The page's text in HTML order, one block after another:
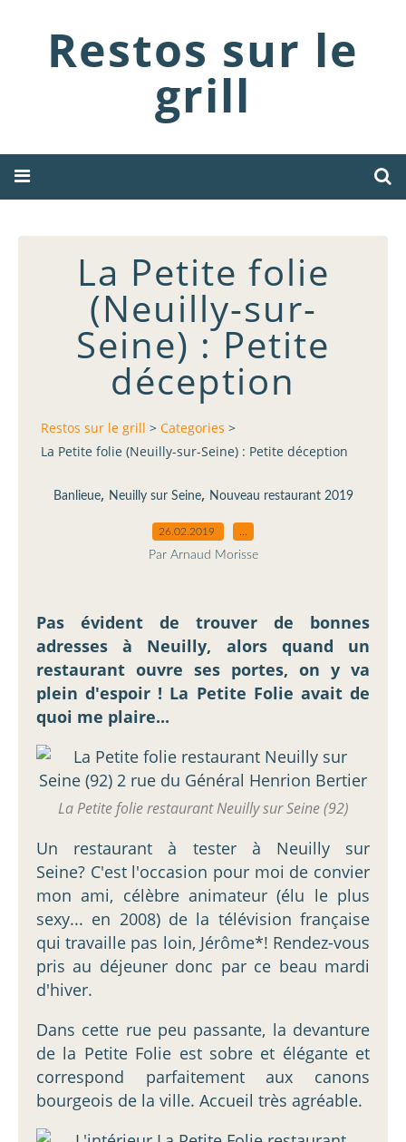
Restos sur le
grill
La Petite folie
(Neuilly-sur-
Seine) : Petite
déception
Restos sur le grill > Categories >
La Petite folie (Neuilly-sur-Seine) : Petite déception
Banlieue, Neuilly sur Seine, Nouveau restaurant 2019
26.02.2019
Par Arnaud Morisse
Pas évident de trouver de bonnes
adresses à Neuilly, alors quand un
restaurant ouvre ses portes, on y va
plein d'espoir ! La Petite Folie avait de
quoi me plaire...
La Petite folie restaurant Neuilly sur Seine (92)
Un restaurant à tester à Neuilly sur
Seine? C'est l'occasion pour moi de convier
mon ami, célèbre animateur (élu le plus
sexy... en 2008) de la télévision française
qui travaille pas loin, Jérôme*! Rendez-vous
pris au déjeuner donc par ce beau mardi
d'hiver.
Dans cette rue peu passante, la devanture
de la Petite Folie est sobre et élégante et
correspond parfaitement aux canons
bourgeois de la ville. Accueil très agréable.